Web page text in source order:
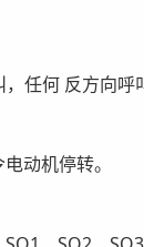
任何 反方向
动机停转。